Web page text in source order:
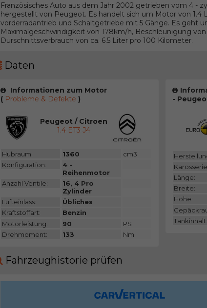
Französisches Auto aus dem Jahr 2002 getrieben vom 4 -
hergestellt von Peugeot. Es handelt sich um Motor von 1.4
vorderradantrieb und Schaltgetriebe mit 5 Gänge. Es geht
Maximalgeschwindigkeit von 178km/h, Beschleunigung von
Durschnittsverbrauch von ca. 6.5 Liter pro 100 Kilometer.
Daten
Informationen zum Motor
(Probleme & Defekte )
Peugeot / Citroen
1.4 ET3 J4
Hubraum: 1360
cm3
Konfiguration:
4 -
Reihenmotor
Anzahl Ventile:
16, 4 Pro
Zylinder
Lufteinlass:
Übliches
Kraftstoffart:
Benzin
Motorleistung:
90
PS
Drehmoment:
133 Nm
-
Länge:
Breite:
Höhe:
Tankinhalt:
Fahrzeughistorie prüfen